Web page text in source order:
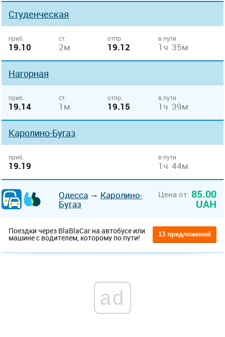
Студенческая
приб.
19.10
ст.
2м
отпр.
19.12
в пути
1ч 35м
Нагорная
приб.
19.14
ст.
1м
отпр.
19.15
в пути
1ч 39м
Каролино-Бугаз
приб.
19.19
в пути
1ч 44м
Одесса → Каролино-
Бугаз
Цена от: 85.00
UAH
Поездки через BlaBlaCar на автобусе или
машине с водителем, которому по пути! 13 предложений
ad